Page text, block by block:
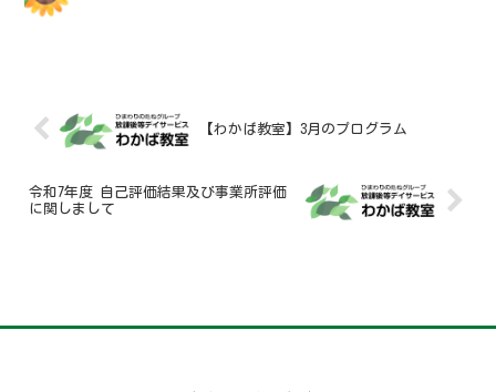
【わかば教室】3月のプログラム
令和7年度 自己評価結果及び事業所評価
に関しまして